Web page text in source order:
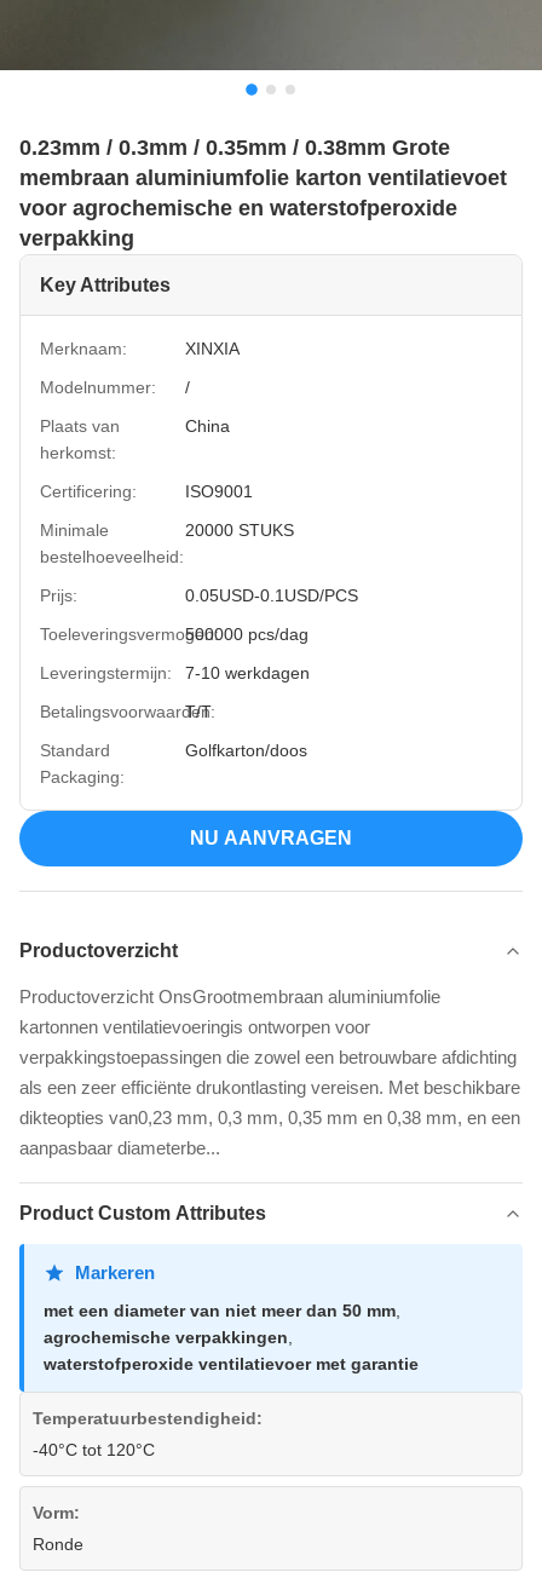
0.23mm / 0.3mm / 0.35mm / 0.38mm Grote
membraan aluminiumfolie karton ventilatievoet
voor agrochemische en waterstofperoxide
verpakking
Key Attributes
Merknaam:
XINXIA
Modelnummer:
/
Plaats van
herkomst:
China
Certificering:
ISO9001
Minimale
bestelhoeveelheid:
20000 STUKS
Prijs:
0.05USD-0.1USD/PCS
Toeleveringsvermogen:500000 pcs/dag
Leveringstermijn:
7-10 werkdagen
Betalingsvoorwaarden:
T/T
Standard
Packaging:
Golfkarton/doos
NU AANVRAGEN
Productoverzicht
Productoverzicht OnsGrootmembraan aluminiumfolie
kartonnen ventilatievoeringis ontworpen voor
verpakkingstoepassingen die zowel een betrouwbare afdichting
als een zeer efficiënte drukontlasting vereisen. Met beschikbare
dikteopties van0,23 mm, 0,3 mm, 0,35 mm en 0,38 mm, en een
aanpasbaar diameterbe...
Product Custom Attributes
Markeren
met een diameter van niet meer dan 50 mm,
agrochemische verpakkingen,
waterstofperoxide ventilatievoer met garantie
Temperatuurbestendigheid:
-40°C tot 120°C
Vorm:
Ronde